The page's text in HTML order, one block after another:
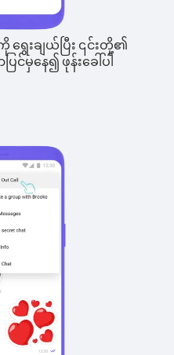
းချယ်ပြီး ၎င်းတို့၏
မှနေ၍ ဖုန်းခေါ်ပါ